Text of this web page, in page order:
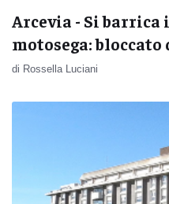
Arcevia - Si barrica
motosega:
di Rossella Luciani